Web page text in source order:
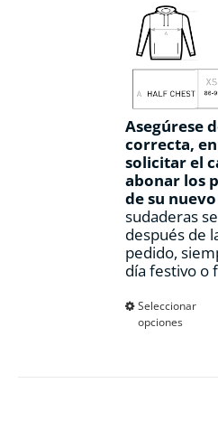
Asegúrese
correcta,
solicitar el
abonar los
de su
sudaderas
después de
pedido,
día festivo o
Seleccionar
opciones